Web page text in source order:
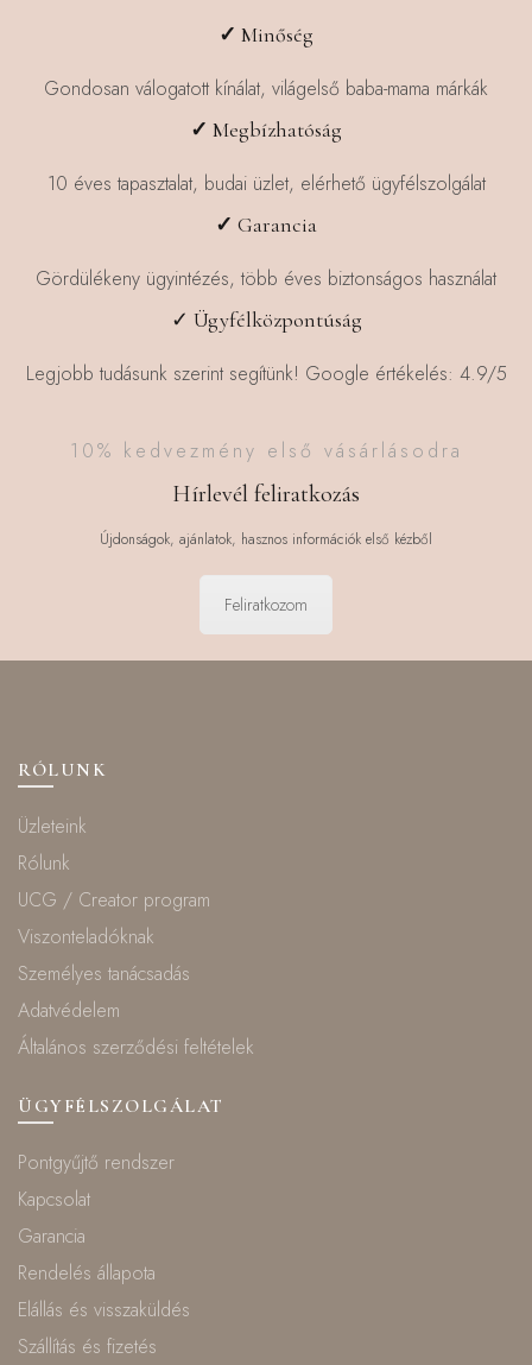
✓ Minőség
Gondosan válogatott kínálat, világelső baba-mama márkák
✓ Megbízhatóság
10 éves tapasztalat, budai üzlet, elérhető ügyfélszolgálat
✓ Garancia
Gördülékeny ügyintézés, több éves biztonságos használat
✓ Ügyfélközpontúság
Legjobb tudásunk szerint segítünk! Google értékelés: 4.9/5
10% kedvezmény első vásárlásodra
Hírlevél feliratkozás
Újdonságok, ajánlatok, hasznos információk első kézből
Feliratkozom
RÓLUNK
Üzleteink
Rólunk
UCG / Creator program
Viszonteladóknak
Személyes tanácsadás
Adatvédelem
Általános szerződési feltételek
ÜGYFÉLSZOLGÁLAT
Pontgyűjtő rendszer
Kapcsolat
Garancia
Rendelés állapota
Elállás és visszaküldés
Szállítás és fizetés